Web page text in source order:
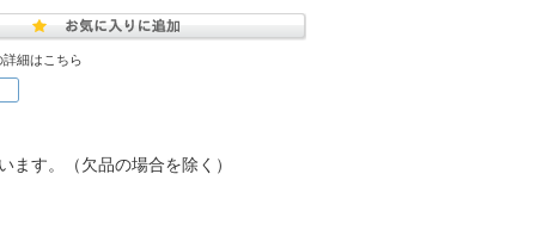
細はこちら
す。（欠品の場合を除く）